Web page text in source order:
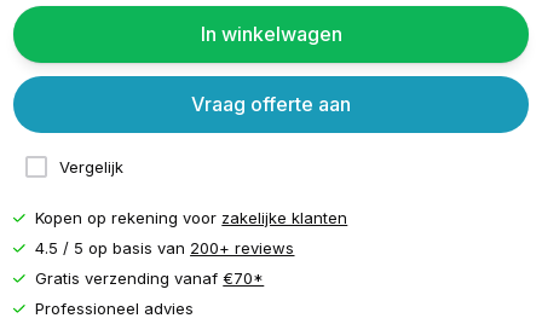
In winkelwagen
Vergelijk
Vraag offerte aan
Kopen op rekening voor zakelijke klanten
4.5 / 5 op basis van 200+ reviews
Gratis verzending vanaf€70*
Professioneel advies